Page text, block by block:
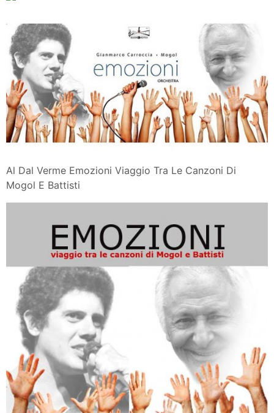
Al Dal Verme Emozioni Viaggio Tra Le Canzoni Di
Mogol E Battisti